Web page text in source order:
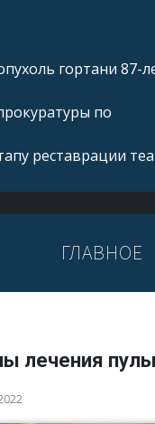
гортани 87-
по
реставрации
ГЛАВНОЕ
лечения